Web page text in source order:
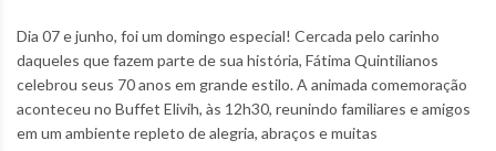
Dia 07 e junho, foi um domingo especial! Cercada pelo carinho
daqueles que fazem parte de sua história, Fátima Quintilianos
celebrou seus 70 anos em grande estilo. A animada comemoração
aconteceu no Buffet Elivih, às 12h30, reunindo familiares e amigos
em um ambiente repleto de alegria, abraços e muitas